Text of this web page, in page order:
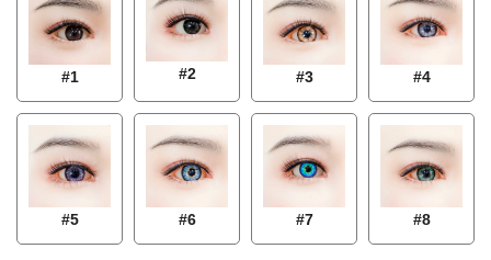
#1 #2 #3 #4
#5 #6 #7 #8